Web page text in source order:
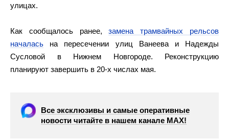
улицах.
Как сообщалось ранее,замена трамвайных рельсов
началась на пересечении улиц Ванеева и Надежды
Сусловой в Нижнем Новгороде. Реконструкцию
планируют завершить в 20-х числах мая.
Все эксклюзивы и самые оперативные
новости читайте в нашем канале МАХ!